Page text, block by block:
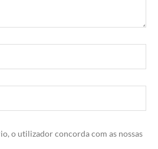
o utilizador concorda com as nossas